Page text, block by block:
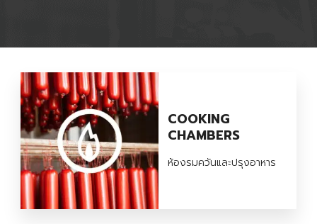
COOKING
CHAMBERS
ห้องรมควันและปรุงอาหาร